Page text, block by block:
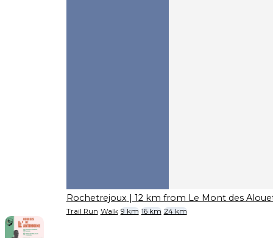
Rochetrejoux | 12 km from Le Mont des
Trail Run Walk 9 km 16 km 24 km